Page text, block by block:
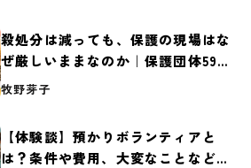
殺処分は減っても、保護の現場はな
ぜ厳しいままなのか｜保護団体59団
体の実態調査【保護犬・保護猫白書
牧野芽子
【体験談】預かりボランティアと
は？条件や費用、大変なことなど紹